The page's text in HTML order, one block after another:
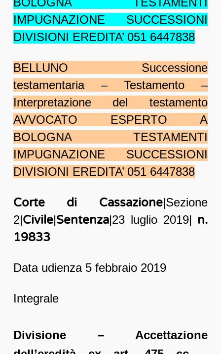
IMPUGNAZIONE SUCCESSIONI
DIVISIONI EREDITA’ 051 6447838
BELLUNO Successione
testamentaria – Testamento –
Interpretazione del testamento
AVVOCATO ESPERTO A
BOLOGNA TESTAMENTI
IMPUGNAZIONE SUCCESSIONI
DIVISIONI EREDITA’ 051 6447838
Corte di Cassazione|Sezione
2|Civile|Sentenza|23 luglio 2019| n.
19833
Data udienza 5 febbraio 2019
Integrale
Divisione – Accettazione